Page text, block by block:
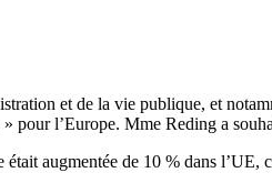
et de la vie publique, et
pour l’Europe. Mme Reding a
augmentée de 10 % dans